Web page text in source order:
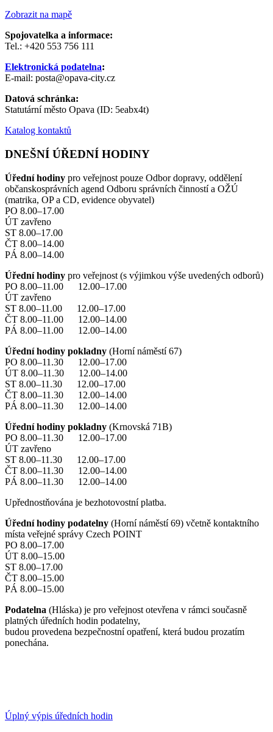
Zobrazit na mapě
Spojovatelka a informace:
Tel.: +420 553 756 111
Elektronická podatelna:
E-mail: posta@opava-city.cz
Datová schránka:
Statutární město Opava (ID: 5eabx4t)
Katalog kontaktů
DNEŠNÍ ÚŘEDNÍ HODINY
Úřední hodiny pro veřejnost pouze Odbor dopravy, oddělení
občanskosprávních agend Odboru správních činností a OŽÚ
(matrika, OP a CD, evidence obyvatel)
PO 8.00–17.00
ÚT zavřeno
ST 8.00–17.00
ČT 8.00–14.00
PÁ 8.00–14.00
Úřední hodiny pro veřejnost (s výjimkou výše uvedených odborů)
PO 8.00–11.00 12.00–17.00
ÚT zavřeno
ST 8.00–11.00 12.00–17.00
ČT 8.00–11.00 12.00–14.00
PÁ 8.00–11.00 12.00–14.00
Úřední hodiny pokladny (Horní náměstí 67)
PO 8.00–11.30 12.00–17.00
ÚT 8.00–11.30 12.00–14.00
ST 8.00–11.30 12.00–17.00
ČT 8.00–11.30 12.00–14.00
PÁ 8.00–11.30 12.00–14.00
Úřední hodiny pokladny (Krnovská 71B)
PO 8.00–11.30 12.00–17.00
ÚT zavřeno
ST 8.00–11.30 12.00–17.00
ČT 8.00–11.30 12.00–14.00
PÁ 8.00–11.30 12.00–14.00
Upřednostňována je bezhotovostní platba.
Úřední hodiny podatelny (Horní náměstí 69) včetně kontaktního
místa veřejné správy Czech POINT
PO 8.00–17.00
ÚT 8.00–15.00
ST 8.00–17.00
ČT 8.00–15.00
PÁ 8.00–15.00
Podatelna (Hláska) je pro veřejnost otevřena v rámci současně
platných úředních hodin podatelny,
budou provedena bezpečnostní opatření, která budou prozatím
ponechána.
Úplný výpis úředních hodin